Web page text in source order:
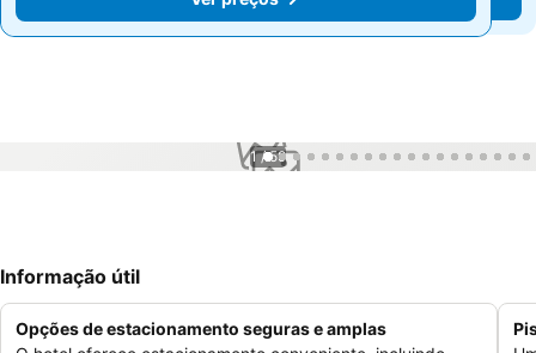
1 / 59
Informação útil
Opções de estacionamento seguras e amplas